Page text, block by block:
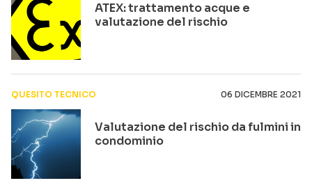
ATEX: trattamento acque e
valutazione del rischio
QUESITO TECNICO 06 DICEMBRE 2021
Valutazione del rischio da fulmini in
condominio